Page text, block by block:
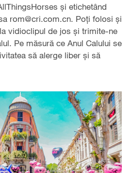
și etichetând
rom@cri.com.cn. Poți folosi și
vidioclipul de jos și trimite-ne
Pe măsură ce Anul Calului se
să alerge liber și să